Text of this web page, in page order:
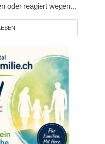
oder reagiert wegen...